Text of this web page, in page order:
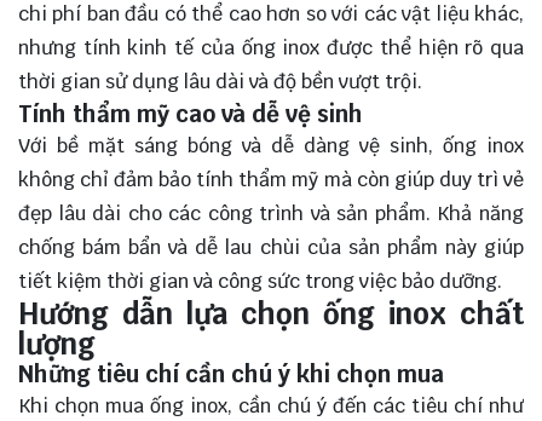
chi phí ban đầu có thể cao hơn so với các vật liệu khác,
nhưng tính kinh tế của ống inox được thể hiện rõ qua
thời gian sử dụng lâu dài và độ bền vượt trội.
Tính thẩm mỹ cao và dễ vệ sinh
Với bề mặt sáng bóng và dễ dàng vệ sinh, ống inox
không chỉ đảm bảo tính thẩm mỹ mà còn giúp duy trì vẻ
đẹp lâu dài cho các công trình và sản phẩm. Khả năng
chống bám bẩn và dễ lau chùi của sản phẩm này giúp
tiết kiệm thời gian và công sức trong việc bảo dưỡng.
Hướng dẫn lựa chọn ống inox chất
lượng
Những tiêu chí cần chú ý khi chọn mua
Khi chọn mua ống inox, cần chú ý đến các tiêu chí như